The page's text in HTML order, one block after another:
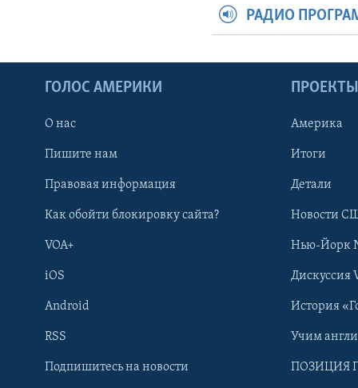
Learning English
РАДИО
ГОЛОС АМЕРИКИ
О нас
Пишите нам
Правовая информация
Как обойти блокировку сайта?
VOA+
iOS
Android
RSS
Подпишитесь на новости
ПРОЕКТЫ
Америка
Итоги
Детали
Новости
Нью-Йорк
Дискуссия
История
Учим
ПОЗИЦИЯ